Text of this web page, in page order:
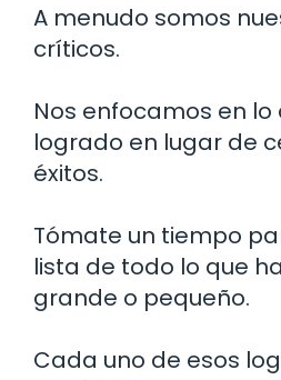
A menudo somos
críticos.
Nos enfocamos en
logrado en lugar de
éxitos.
Tómate un tiempo
lista de todo lo que
grande o pequeño.
Cada uno de esos